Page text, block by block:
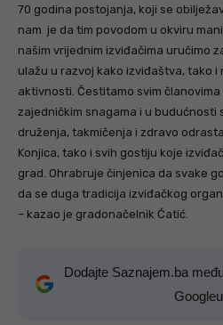
70 godina postojanja, koji se
nam je da tim povodom u okviru
našim vrijednim izviđačima uručimo
ulažu u razvoj kako izviđaštva, tako i
aktivnosti. Čestitamo svim
zajedničkim snagama i u budućnosti
druženja, takmičenja i zdravo
Konjica, tako i svih gostiju koje
grad. Ohrabruje činjenica da svake
da se duga tradicija izviđačkog
– kazao je gradonačelnik Ćatić.
Dodajte Saznajem.ba
Googleu